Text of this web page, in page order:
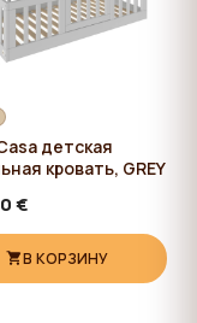
детская
кровать, GREY
€
В КОРЗИНУ